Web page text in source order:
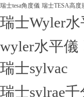
瑞士tesa角度儀 瑞士TESA高度
瑞士Wyler水
wyler水平儀
瑞士sylvac
瑞士sylrae千